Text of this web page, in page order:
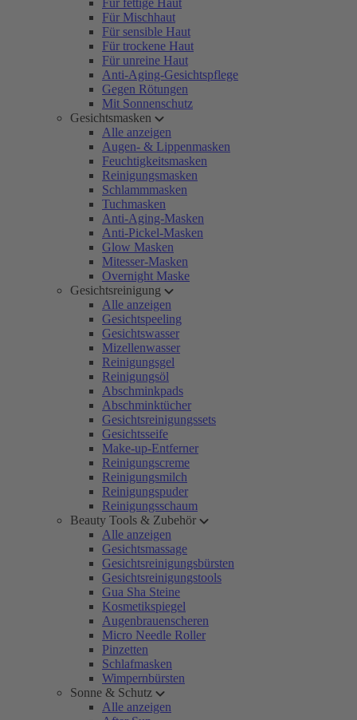
Für fettige Haut
Für Mischhaut
Für sensible Haut
Für trockene Haut
Für unreine Haut
Anti-Aging-Gesichtspflege
Gegen Rötungen
Mit Sonnenschutz
Gesichtsmasken
Alle anzeigen
Augen- & Lippenmasken
Feuchtigkeitsmasken
Reinigungsmasken
Schlammmasken
Tuchmasken
Anti-Aging-Masken
Anti-Pickel-Masken
Glow Masken
Mitesser-Masken
Overnight Maske
Gesichtsreinigung
Alle anzeigen
Gesichtspeeling
Gesichtswasser
Mizellenwasser
Reinigungsgel
Reinigungsöl
Abschminkpads
Abschminktücher
Gesichtsreinigungssets
Gesichtsseife
Make-up-Entferner
Reinigungscreme
Reinigungsmilch
Reinigungspuder
Reinigungsschaum
Beauty Tools & Zubehör
Alle anzeigen
Gesichtsmassage
Gesichtsreinigungsbürsten
Gesichtsreinigungstools
Gua Sha Steine
Kosmetikspiegel
Augenbrauenscheren
Micro Needle Roller
Pinzetten
Schlafmasken
Wimpernbürsten
Sonne & Schutz
Alle anzeigen